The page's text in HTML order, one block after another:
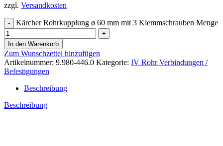
zzgl. Versandkosten
Kärcher Rohrkupplung ø 60 mm mit 3 Klemmschrauben Menge
In den Warenkorb
Zum Wunschzettel hinzufügen
Artikelnummer: 9.980-446.0 Kategorie: IV Rohr Verbindungen /
Befestigungen
Beschreibung
Beschreibung